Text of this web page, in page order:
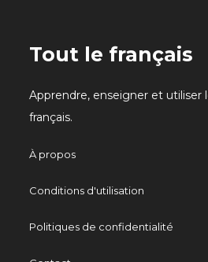
Tout le français
Apprendre, enseigner et utiliser
français.
À propos
Conditions d'utilisation
Politiques de confidentialité